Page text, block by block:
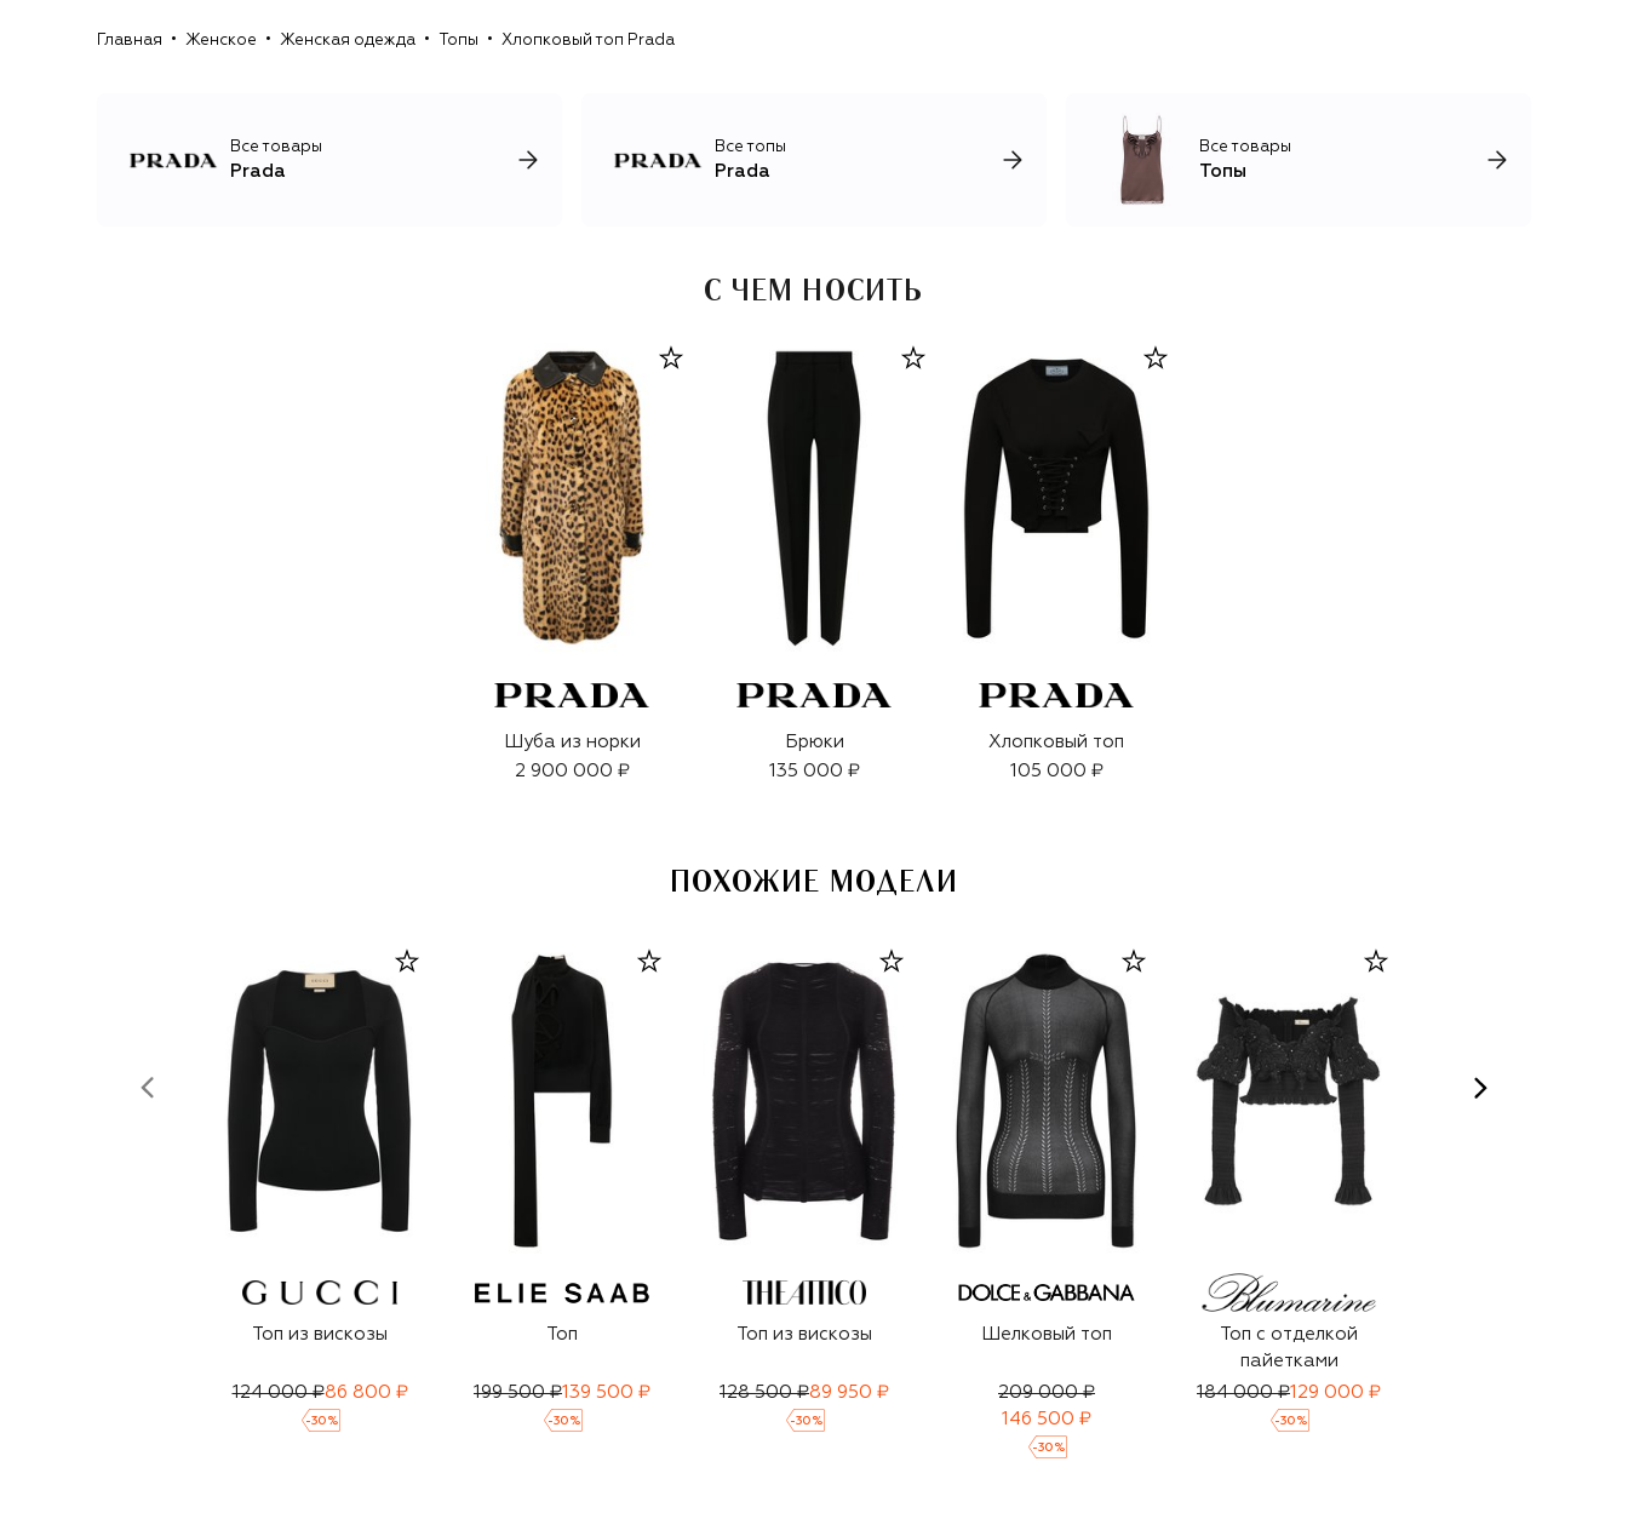
архитекторов. В 2019 году бренд запустил проект Re-
меняющихся на них взглядах нового поколения.
Главная Женское Женская одежда Топы Хлопковый топ Prada
Все товары
Prada
Все топы
Prada
Все товары
Топы
С ЧЕМ НОСИТЬ
Шуба из норки
2 900 000 ₽
Брюки
135 000 ₽
Хлопковый топ
105 000 ₽
ПОХОЖИЕ МОДЕЛИ
Топ из вискозы
124 000 ₽86 800 ₽
-30 %
Топ
199 500 ₽139 500 ₽
-30 %
Топ из вискозы
128 500 ₽89 950 ₽
-30 %
Шелковый топ
209 000 ₽
146 500 ₽
-30 %
Топ с отделкой
пайетками
184 000 ₽129 000 ₽
-30 %